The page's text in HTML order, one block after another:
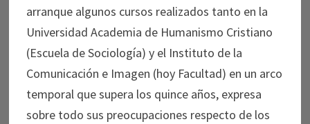
arranque algunos cursos realizados tanto en la
Universidad Academia de Humanismo Cristiano
(Escuela de Sociología) y el Instituto de la
Comunicación e Imagen (hoy Facultad) en un arco
temporal que supera los quince años, expresa
sobre todo sus preocupaciones respecto de los